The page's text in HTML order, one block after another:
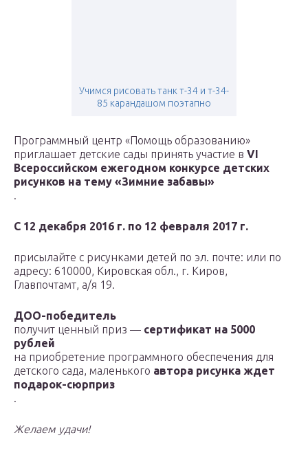
Учимся рисовать танк т-34 и т-34-
85 карандашом поэтапно
Программный центр «Помощь образованию»
приглашает детские сады принять участие в VI
Всероссийском ежегодном конкурсе детских
рисунков на тему «Зимние забавы»
.
С 12 декабря 2016 г. по 12 февраля 2017 г.
присылайте с рисунками детей по эл. почте: или по
адресу: 610000, Кировская обл., г. Киров,
Главпочтамт, а/я 19.
ДОО-победитель
получит ценный приз — сертификат на 5000
рублей
на приобретение программного обеспечения для
детского сада, маленького автора рисунка ждет
подарок-сюрприз
.
Желаем удачи!